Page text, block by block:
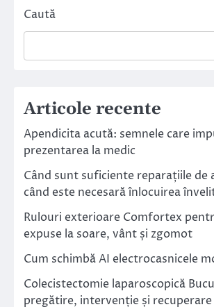
Caută
Articole recente
Apendicita acută: semnele care
prezentarea la medic
Când sunt suficiente reparațiile de
când este necesară înlocuirea
Rulouri exterioare Comfortex
expuse la soare, vânt și zgomot
Cum schimbă AI electrocasnicele
Colecistectomie laparoscopică
pregătire, intervenție și recuperare